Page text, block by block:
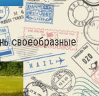
своеобразные